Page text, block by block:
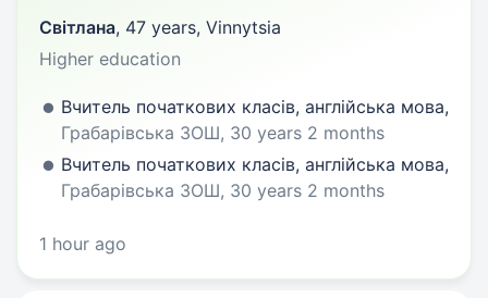
Світлана, 47 years, Vinnytsia
Higher education
Вчитель початкових класів, англійська мова,
Грабарівська ЗОШ, 30 years 2 months
Вчитель початкових класів, англійська мова,
Грабарівська ЗОШ, 30 years 2 months
1 hour ago